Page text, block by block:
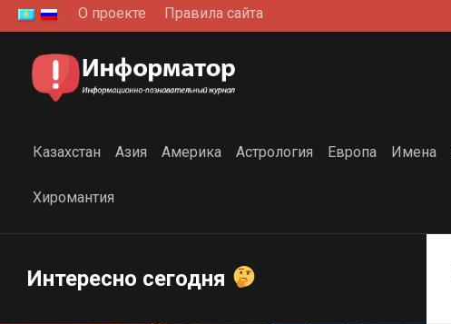
Перейти
к
содержанию
О проекте Правила сайта
Казахстан Азия Америка Астрология Европа Имена
Хиромантия
Интересно сегодня